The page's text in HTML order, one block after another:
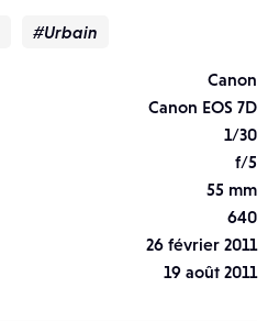
#Urbain
Canon
Canon EOS 7D
1/30
f/5
55 mm
640
26 février 2011
19 août 2011